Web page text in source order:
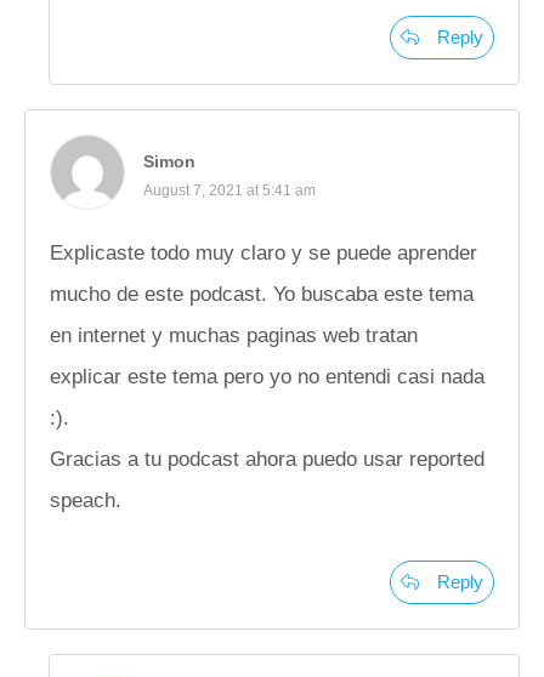
Reply
Simon
August 7, 2021 at 5:41 am
Explicaste todo muy claro y se puede aprender
mucho de este podcast. Yo buscaba este tema
en internet y muchas paginas web tratan
explicar este tema pero yo no entendi casi nada
:).
Gracias a tu podcast ahora puedo usar reported
speach.
Reply